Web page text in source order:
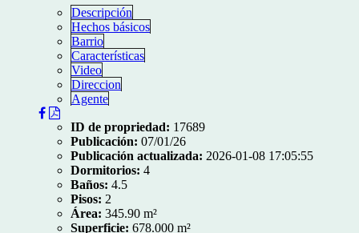
Descripción
Hechos básicos
Barrio
Características
Video
Direccion
Agente
ID de propriedad: 17689
Publicación: 07/01/26
Publicación actualizada: 2026-01-08 17:05:55
Dormitorios: 4
Baños: 4.5
Pisos: 2
Área: 345.90 m²
Superficie: 678.000 m²